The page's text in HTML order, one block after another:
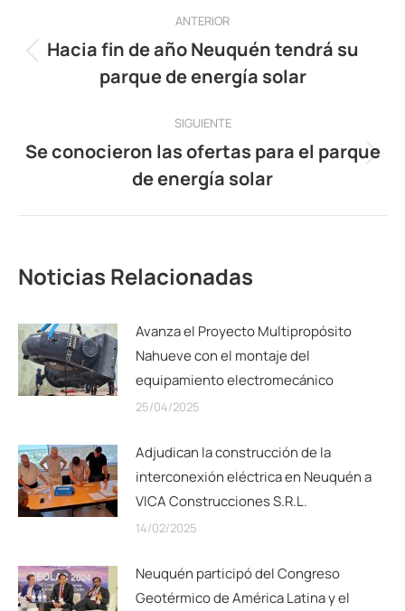
entre
publicaciones
ANTERIOR
Publicación
anterior:
Hacia fin de año Neuquén tendrá su
parque de energía solar
SIGUIENTE
Publicación
siguiente:
Se conocieron las ofertas para el parque
de energía solar
Noticias Relacionadas
Avanza el Proyecto Multipropósito
Nahueve con el montaje del
equipamiento electromecánico
25/04/2025
Adjudican la construcción de la
interconexión eléctrica en Neuquén a
VICA Construcciones S.R.L.
14/02/2025
Neuquén participó del Congreso
Geotérmico de América Latina y el